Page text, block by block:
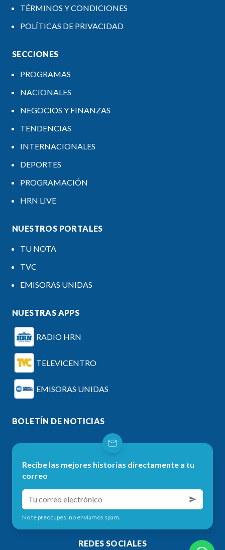
TÉRMINOS Y CONDICIONES
POLÍTICAS DE PRIVACIDAD
SECCIONES
PROGRAMAS
NACIONALES
NEGOCIOS Y FINANZAS
TENDENCIAS
INTERNACIONALES
DEPORTES
PROGRAMACIÓN
HRN LIVE
NUESTROS PORTALES
TU NOTA
TVC
EMISORAS UNIDAS
NUESTRAS APPS
RADIO HRN
TELEVICENTRO
EMISORAS UNIDAS
BOLETÍN DE NOTICIAS
Recibe las mejores historias directamente a tu
correo
No te preocupes, no enviamos spam.
REDES SOCIALES